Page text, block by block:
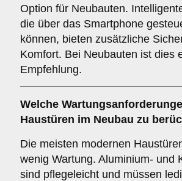
Option für Neubauten.
die über das Smartphone
können, bieten zusätzliche
Komfort. Bei Neubauten ist dies
Empfehlung.
Welche
Haustüren im Neubau zu
Die meisten modernen
wenig Wartung. Aluminium- und
sind pflegeleicht und müssen